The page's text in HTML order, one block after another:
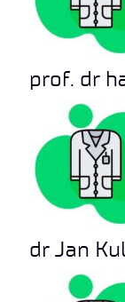
prof. dr
dr Jan